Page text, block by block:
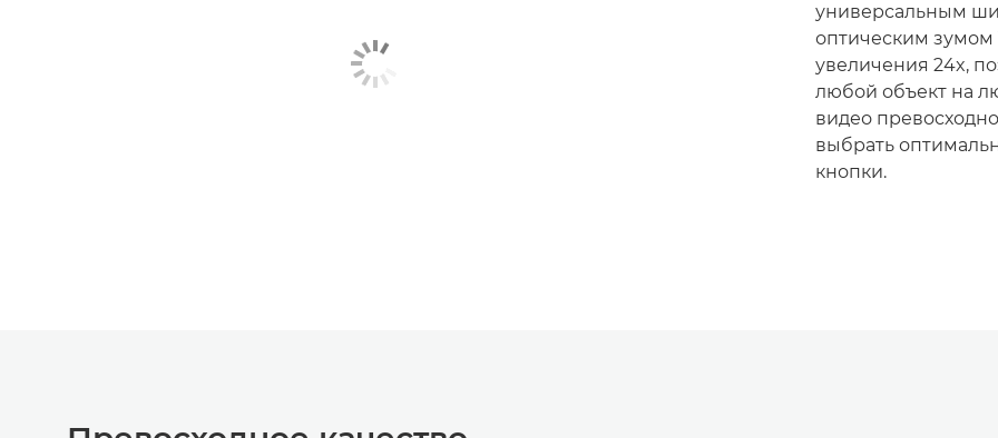
универсальным
оптическим зумом
увеличения 24x,
любой объект на
видео
выбрать
кнопки.